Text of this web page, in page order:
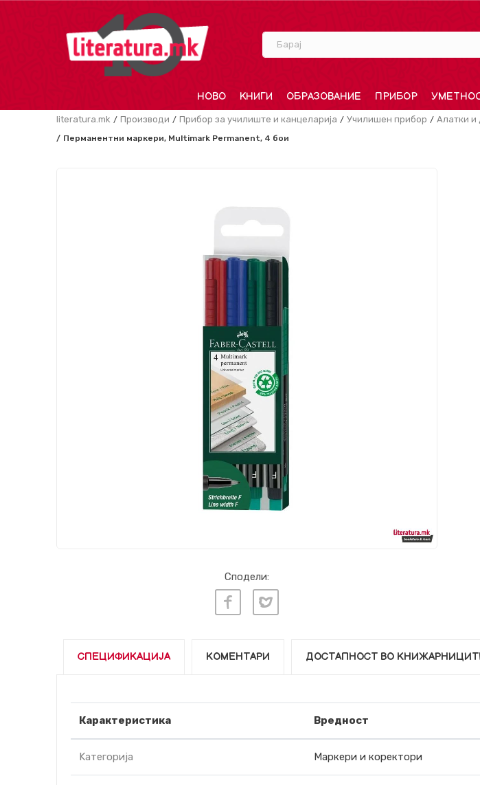
Барај
НОВО КНИГИ ОБРАЗОВАНИЕ ПРИБОР
literatura.mk Производи Прибор за училиште и канцеларија Училишен прибор Алатки и
Перманентни маркери, Multimark Permanent, 4 бои
Сподели:
СПЕЦИФИКАЦИЈА КОМЕНТАРИ ДОСТАПНОСТ ВО
Карактеристика Вредност
Kатегорија Маркери и коректори